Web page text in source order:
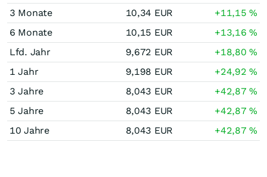
3 Monate
10,34 EUR +11,15%
6 Monate
10,15 EUR +13,16%
Lfd. Jahr
9,672 EUR +18,80%
1 Jahr
9,198 EUR +24,92%
3 Jahre
8,043 EUR +42,87%
5 Jahre
8,043 EUR +42,87%
10 Jahre
8,043 EUR +42,87%